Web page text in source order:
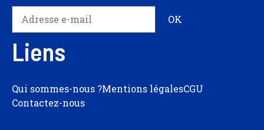
Liens
Qui sommes-nous ?Mentions légalesCGU
Contactez-nous